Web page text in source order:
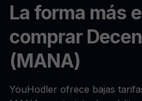
La forma más
comprar
(MANA)
YouHodler ofrece bajas